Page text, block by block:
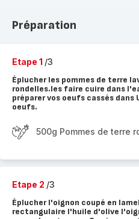
Préparation
Etape 1 /3
Éplucher les pommes de terre
rondelles.les faire cuire dans
préparer vos oeufs cassés dans
oeufs.
500g Pommes de terre
Etape 2 /3
Éplucher l'oignon coupé en
rectangulaire l'huile d'olive